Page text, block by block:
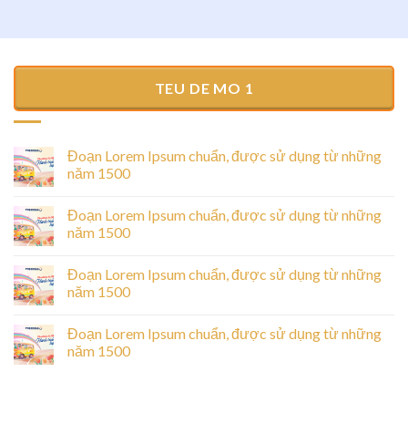
TEU DE MO 1
Đoạn Lorem Ipsum chuẩn, được sử dụng từ những
năm 1500
Đoạn Lorem Ipsum chuẩn, được sử dụng từ những
năm 1500
Đoạn Lorem Ipsum chuẩn, được sử dụng từ những
năm 1500
Đoạn Lorem Ipsum chuẩn, được sử dụng từ những
năm 1500